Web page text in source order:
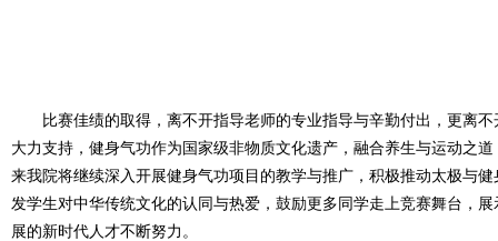
比赛佳绩的取得，离不开指导老师的专业指导与辛勤付出，更离
大力支持 ， 健身气功作为国家级非物质文化遗产，融合养生与运动之
来我院将继续深入开展健身气功项目的教学与推广 ， 积极推动太极与健
发学生对中华传统文化的认同与热爱 ， 鼓励更多同学走上竞赛舞台，
展的新时代人才不断努力。